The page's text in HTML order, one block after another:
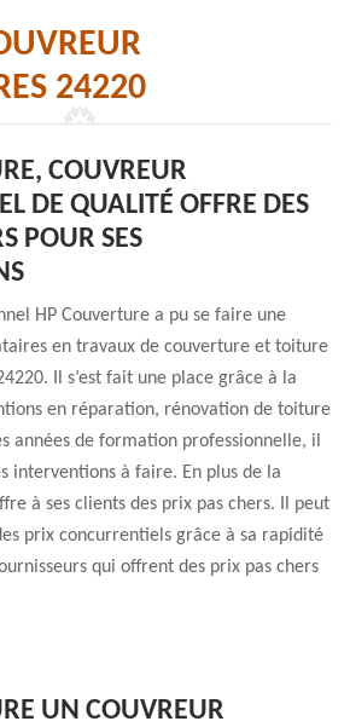
24220
COUVREUR
DE QUALITÉ OFFRE DES
POUR SES
HP Couverture a pu se faire une
en travaux de couverture et toiture
Il s’est fait une place grâce à la
en réparation, rénovation de toiture
années de formation professionnelle, il
interventions à faire. En plus de la
à ses clients des prix pas chers. Il peut
prix concurrentiels grâce à sa rapidité
qui offrent des prix pas chers
UN COUVREUR